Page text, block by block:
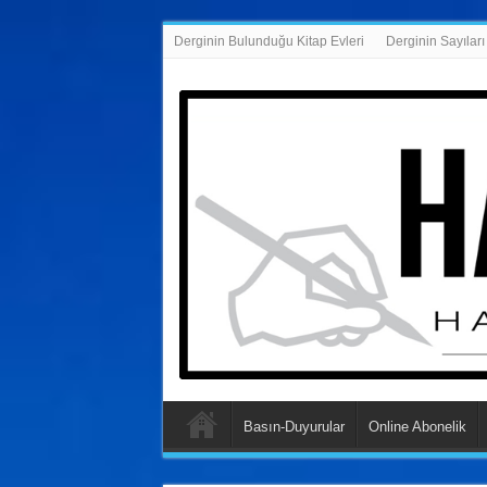
Derginin Bulunduğu Kitap Evleri Derginin Sayıları
Basın-Duyurular Online Abonelik